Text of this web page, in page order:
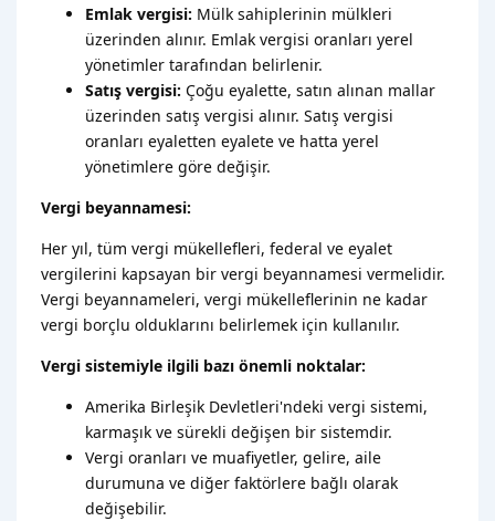
Emlak vergisi: Mülk sahiplerinin mülkleri
üzerinden alınır. Emlak vergisi oranları yerel
yönetimler tarafından belirlenir.
Satış vergisi: Çoğu eyalette, satın alınan mallar
üzerinden satış vergisi alınır. Satış vergisi
oranları eyaletten eyalete ve hatta yerel
yönetimlere göre değişir.
Vergi beyannamesi:
Her yıl, tüm vergi mükellefleri, federal ve eyalet
vergilerini kapsayan bir vergi beyannamesi vermelidir.
Vergi beyannameleri, vergi mükelleflerinin ne kadar
vergi borçlu olduklarını belirlemek için kullanılır.
Vergi sistemiyle ilgili bazı önemli noktalar:
Amerika Birleşik Devletleri'ndeki vergi sistemi,
karmaşık ve sürekli değişen bir sistemdir.
Vergi oranları ve muafiyetler, gelire, aile
durumuna ve diğer faktörlere bağlı olarak
değişebilir.